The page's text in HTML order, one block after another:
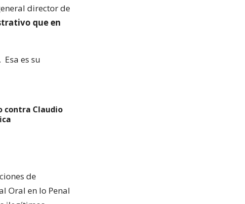
director de
que en
Esa es su
contra Claudio
de
Oral en lo Penal